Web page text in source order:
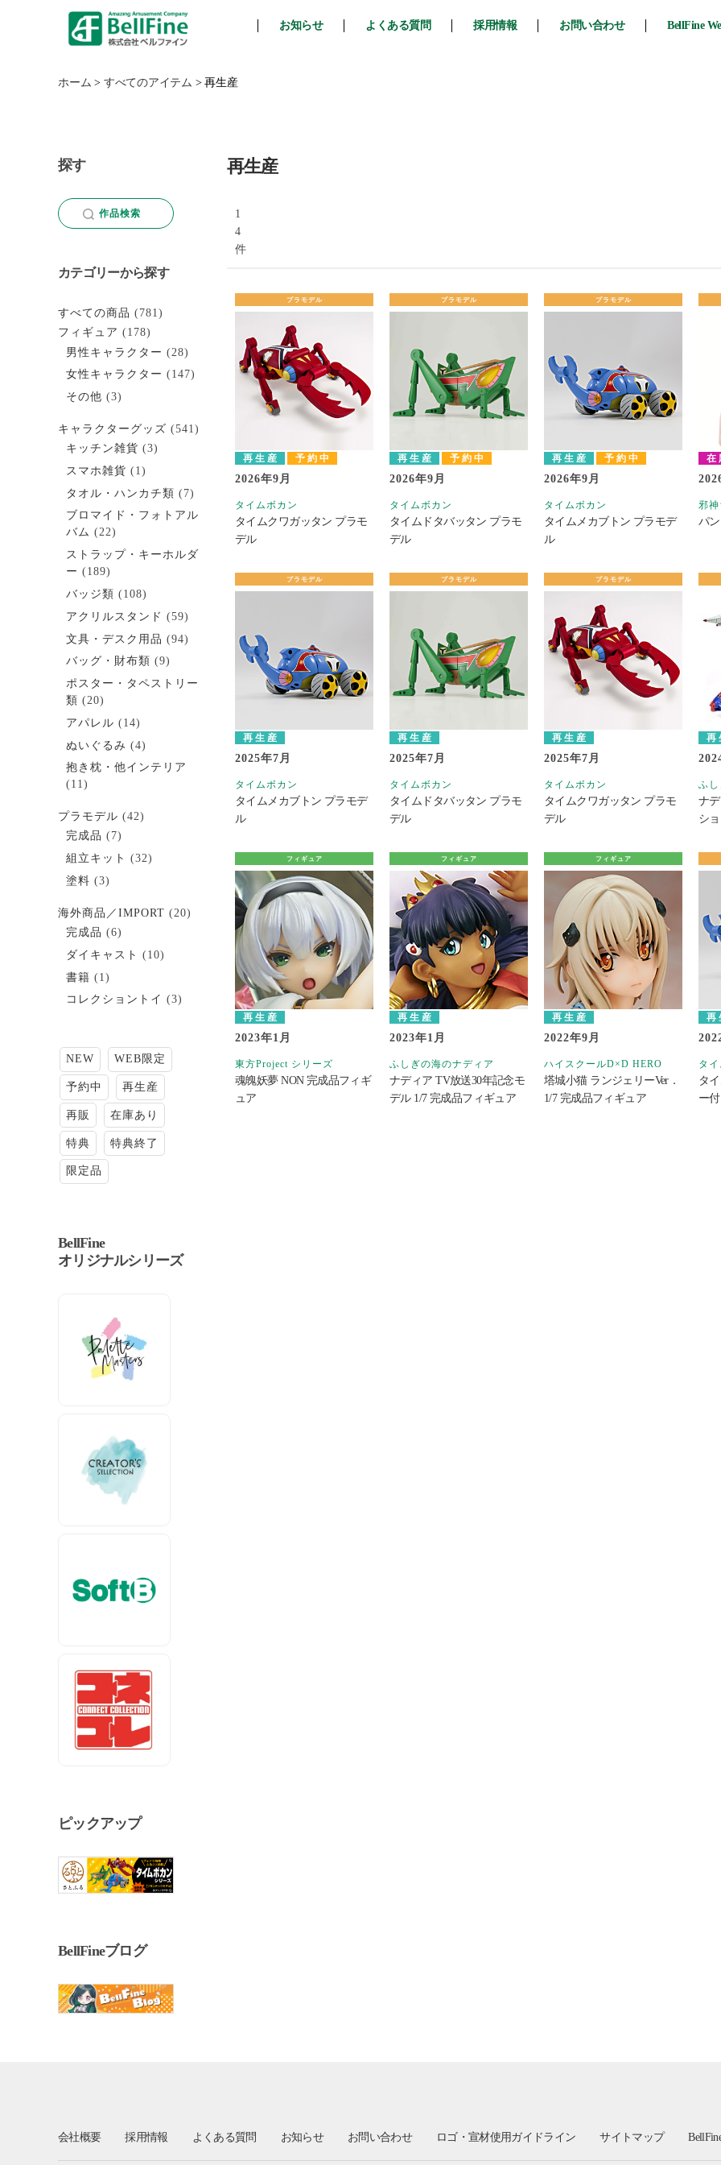
フ
お知らせ よくある質問 採用情報 お問い合わせ BellFine
ホーム > すべてのアイテム >再生産
再生産
1
4
件
プラモデル
再生産 予約中
2026年9月
タイムボカン
タイムクワガッタン プラモ
デル
プラモデル
再生産 予約中
2026年9月
タイムボカン
タイムドタバッタン プラモ
デル
プラモデル
再生産 予約中
2026年9月
タイムボカン
タイムメカブトン プラモデ
ル
在
邪
パ
プラモデル
再生産
2025年7月
タイムボカン
タイムメカブトン プラモデ
ル
プラモデル
再生産
2025年7月
タイムボカン
タイムドタバッタン プラモ
デル
プラモデル
再生産
2025年7月
タイムボカン
タイムクワガッタン プラモ
デル
再
ふ
ナ
シ
フィギュア
再生産
2023年1月
東方Project シリーズ
魂魄妖夢 NON 完成品フィギ
ュア
フィギュア
再生産
2023年1月
ふしぎの海のナディア
ナディア TV放送30年記念モ
デル 1/7 完成品フィギュア
フィギュア
再生産
2022年9月
ハイスクールD×D HERO
塔城小猫 ランジェリーVer．
1/7 完成品フィギュア
再
タ
タ
ー
探す
作品検索
カテゴリーから探す
すべての商品 (781)
フィギュア (178)
男性キャラクター (28)
女性キャラクター (147)
その他 (3)
キャラクターグッズ (541)
キッチン雑貨 (3)
スマホ雑貨 (1)
タオル・ハンカチ類 (7)
ブロマイド・フォトアル
バム (22)
ストラップ・キーホルダ
ー (189)
バッジ類 (108)
アクリルスタンド (59)
文具・デスク用品 (94)
バッグ・財布類 (9)
ポスター・タペストリー
類 (20)
アパレル (14)
ぬいぐるみ (4)
抱き枕・他インテリア
(11)
プラモデル (42)
完成品 (7)
組立キット (32)
塗料 (3)
海外商品／IMPORT (20)
完成品 (6)
ダイキャスト (10)
書籍 (1)
コレクショントイ (3)
NEW WEB限定
予約中 再生産
再販 在庫あり
特典 特典終了
限定品
BellFine
オリジナルシリーズ
ピックアップ
BellFineブログ
会社概要 採用情報 よくある質問 お知らせ お問い合わせ ロゴ・宣材使用ガイドライン サイトマップ